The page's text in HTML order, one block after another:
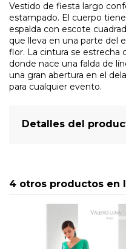
Vestido de fiesta largo
estampado. El cuerpo
espalda con escote
que lleva en una parte del
flor. La cintura se estrecha
donde nace una falda de
una gran abertura en el
para cualquier evento.
Detalles del
4 otros productos en